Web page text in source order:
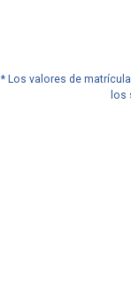
* Los valores de
los